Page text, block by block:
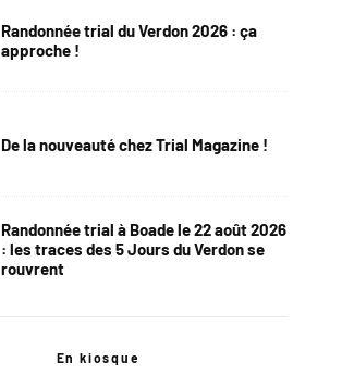
Randonnée trial du Verdon 2026 : ça
approche !
De la nouveauté chez Trial Magazine !
Randonnée trial à Boade le 22 août 2026
: les traces des 5 Jours du Verdon se
rouvrent
En kiosque